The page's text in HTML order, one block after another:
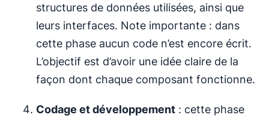
structures de données utilisées, ainsi que
leurs interfaces. Note importante : dans
cette phase aucun code n’est encore écrit.
L’objectif est d’avoir une idée claire de la
façon dont chaque composant fonctionne.
Codage et développement : cette phase